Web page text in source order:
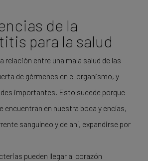
de la
para la salud
relación entre una mala salud de las
de gérmenes en el organismo, y
importantes. Esto sucede porque
encuentran en nuestra boca y encías,
sanguíneo y de ahí, expandirse por
pueden llegar al corazón